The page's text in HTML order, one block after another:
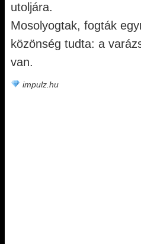
utoljára.
Mosolyogtak, fogták
közönség tudta: a
van.
impulz.hu